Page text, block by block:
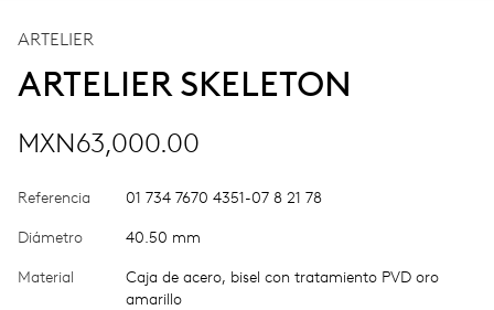
ARTELIER
ARTELIER SKELETON
MXN63,000.00
Referencia 01 734 7670 4351-07 8 21 78
Diámetro 40.50 mm
Material
Caja de acero, bisel con tratamiento PVD oro
amarillo